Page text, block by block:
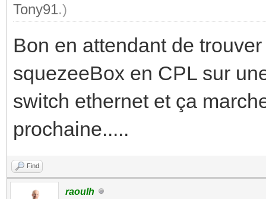
Tony91.)
Bon en attendant de
squezeeBox en CPL sur
switch ethernet et ça
prochaine.....
Find
raoulh